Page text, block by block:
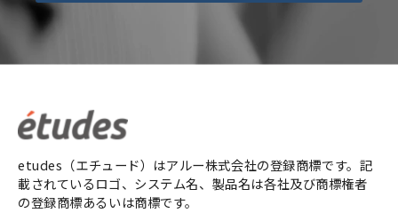
etudes（エチュード）はアルー株式会社の登録商標です。記
載されているロゴ、システム名、製品名は各社及び商標権者
の登録商標あるいは商標です。